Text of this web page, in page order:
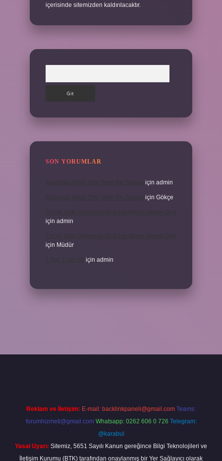
içerisinde sitemizden kaldırılacaktır.
SON YORUMLAR
için admin
için Gökçe
için admin
için Müdür
için admin
Reklam ve İletişim: E-mail: backlinkpaneli@gmail.com Teams:
forumhizmeti@gmail.com Whatsapp: 0262 606 0 726 Telegram:
@karabul
Yasal Uyarı: Sitemiz, 5651 Sayılı Kanun gereğince Bilgi Teknolojileri ve
İletişim Kurumu (BTK) tarafından onaylanmış bir Yer Sağlayıcı olarak